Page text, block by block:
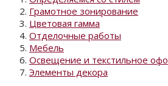
Грамотное зонирование
Цветовая гамма
Отделочные работы
Мебель
Освещение и текстильное
Элементы декора